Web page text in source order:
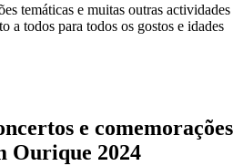
temáticas e muitas outras actividades
a todos para todos os gostos e idades
e comemorações
Ourique 2024